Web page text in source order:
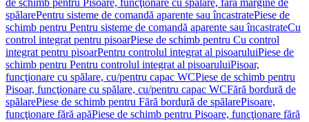
de schimb pentru Pisoare, funcţionare cu spălare, fără margine de
spălarePentru sisteme de comandă aparente sau încastratePiese de
schimb pentru Pentru sisteme de comandă aparente sau încastrateCu
control integrat pentru pisoarPiese de schimb pentru Cu control
integrat pentru pisoarPentru controlul integrat al pisoaruluiPiese de
schimb pentru Pentru controlul integrat al pisoaruluiPisoar,
funcţionare cu spălare, cu/pentru capac WCPiese de schimb pentru
Pisoar, funcţionare cu spălare, cu/pentru capac WCFără bordură de
spălarePiese de schimb pentru Fără bordură de spălarePisoare,
funcţionare fără apăPiese de schimb pentru Pisoare, funcţionare fără